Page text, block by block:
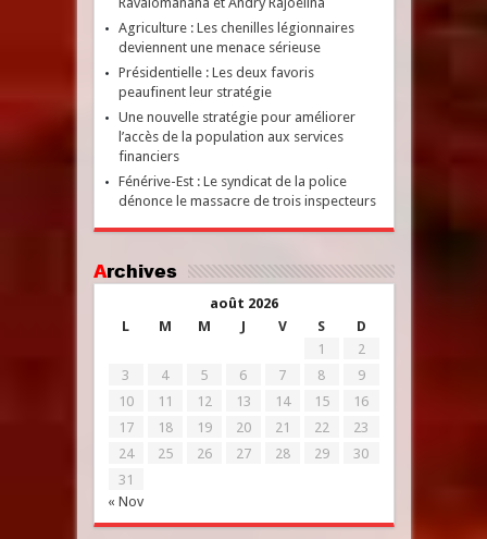
Agriculture : Les chenilles légionnaires
deviennent une menace sérieuse
Présidentielle : Les deux favoris
peaufinent leur stratégie
Une nouvelle stratégie pour améliorer
l’accès de la population aux services
financiers
Fénérive-Est : Le syndicat de la police
dénonce le massacre de trois inspecteurs
Archives
août 2026
L
M M J V S D
« Nov
1
2
3
4 5 6 7 8
9
10
11 12 13 14 15
16
17
18 19 20 21 22
23
24
25 26 27 28 29
30
31